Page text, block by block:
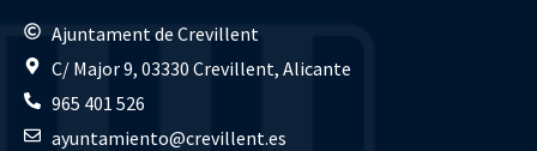
Ajuntament de Crevillent
C/ Major 9, 03330 Crevillent, Alicante
965 401 526
ayuntamiento@crevillent.es